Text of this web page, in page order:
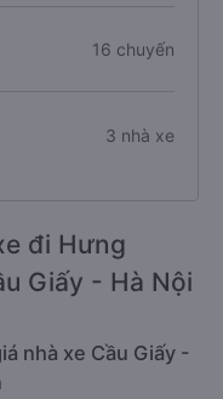
16 chuyến
3 nhà xe
đi Hưng
Giấy - Hà Nội
nhà xe Cầu Giấy -